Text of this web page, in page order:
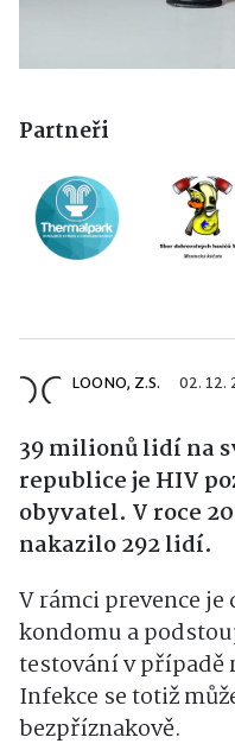
Partneři
LOONO, Z.S. 02. 12.
39 milionů lidí na
republice je HIV
obyvatel. V roce
nakazilo 292 lidí.
V rámci prevence
kondomu a
testování v případě
Infekce se totiž
bezpříznakově.